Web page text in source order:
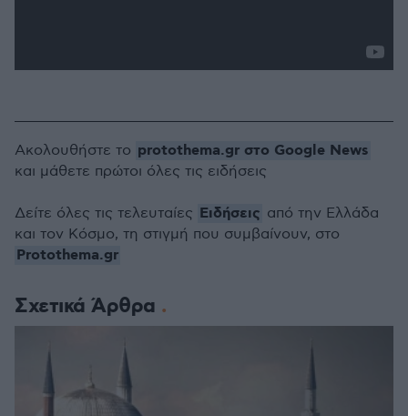
Σχετικά Άρθρα
Ακολουθήστε το protothema.gr στο Google News
και μάθετε πρώτοι όλες τις ειδήσεις
Δείτε όλες τις τελευταίες Ειδήσεις από την Ελλάδα
και τον Κόσμο, τη στιγμή που συμβαίνουν, στο
Protothema.gr